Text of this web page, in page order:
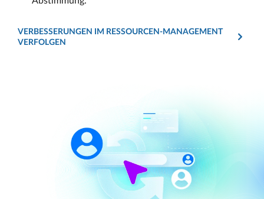
VERBESSERUNGEN IM RESSOURCEN-MANAGEMENT
VERFOLGEN